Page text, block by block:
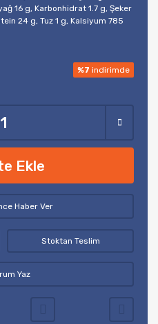
16 g, Karbonhidrat 1.7 g, Şeker
24 g, Tuz 1 g, Kalsiyum 785
%7 indirimde
Ekle
Haber Ver
Stoktan Teslim
Yaz